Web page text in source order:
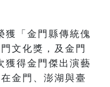
獲「金門縣傳統傀
文化獎，及金門
獲得金門傑出演藝
金門、澎湖與臺